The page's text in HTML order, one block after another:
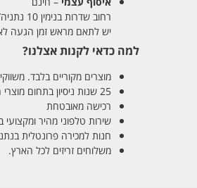
רחוב שדרות בנימין 10 נתניה/ רחוב פנקס 12 נתניה – לבחירתכם
יש לתאם מראש זמן הגעה לאיסוף
למה כדאי לקנות אצלנו?
מוצרים מקוריים בלבד.
25 שנות ניסיון בתחום מוצרי השיער והטיפוח
רכישה מאובטחת
שירות טלפוני מהיר
חנות למכירה פרונטלית בנתניה
משלוחים זריזים לכל הארץ.